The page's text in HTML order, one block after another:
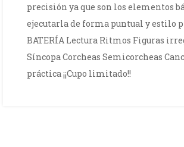
precisión ya que son los elementos
ejecutarla de forma puntual y estilo
BATERÍA Lectura Ritmos Figuras
Síncopa Corcheas Semicorcheas
práctica ¡¡Cupo limitado!!